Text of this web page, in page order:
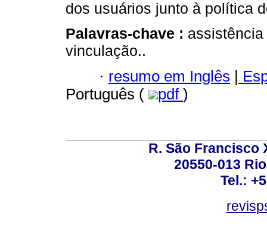
dos usuários junto à política
Palavras-chave :
vinculação..
· resumo em Inglês |
Português (
pdf )
R. São Francisco
20550-013
Tel.: